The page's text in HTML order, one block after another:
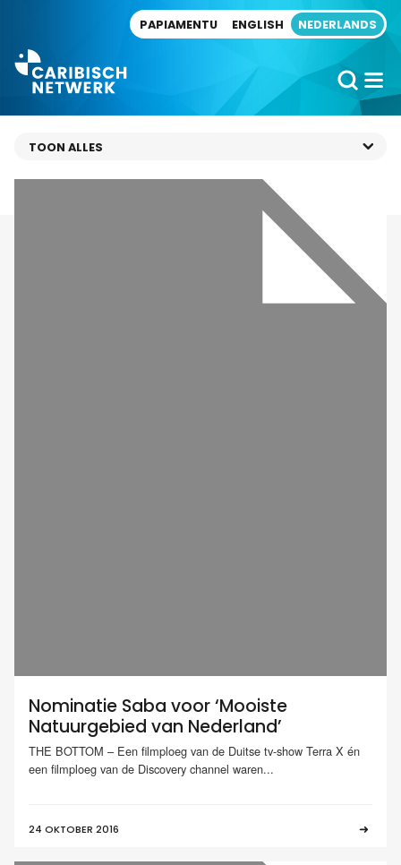
PAPIAMENTU ENGLISH NEDERLANDS
Nominatie Saba voor ‘Mooiste
Natuurgebied van Nederland’
THE BOTTOM – Een filmploeg van de Duitse tv-show Terra X én
een filmploeg van de Discovery channel waren...
24 OKTOBER 2016